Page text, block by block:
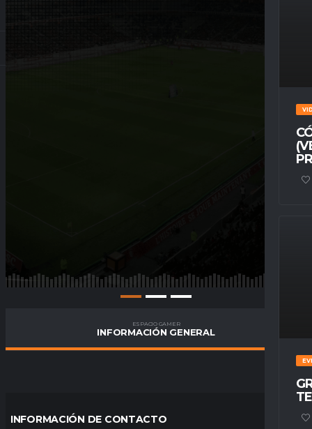
ESPACIO GAMER
INFORMACIÓN GENERAL
INFORMACIÓN DE CONTACTO